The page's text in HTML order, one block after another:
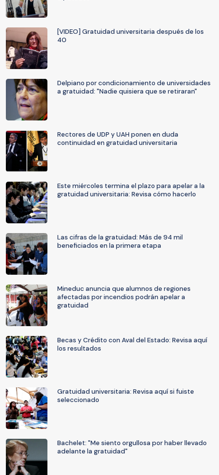
[VIDEO] Gratuidad universitaria después de los
40
Delpiano por condicionamiento de universidades
a gratuidad: "Nadie quisiera que se retiraran"
Rectores de UDP y UAH ponen en duda
continuidad en gratuidad universitaria
Este miércoles termina el plazo para apelar a la
gratuidad universitaria: Revisa cómo hacerlo
Las cifras de la gratuidad: Más de 94 mil
beneficiados en la primera etapa
Mineduc anuncia que alumnos de regiones
afectadas por incendios podrán apelar a
gratuidad
Becas y Crédito con Aval del Estado: Revisa aquí
los resultados
Gratuidad universitaria: Revisa aquí si fuiste
seleccionado
Bachelet: "Me siento orgullosa por haber llevado
adelante la gratuidad"